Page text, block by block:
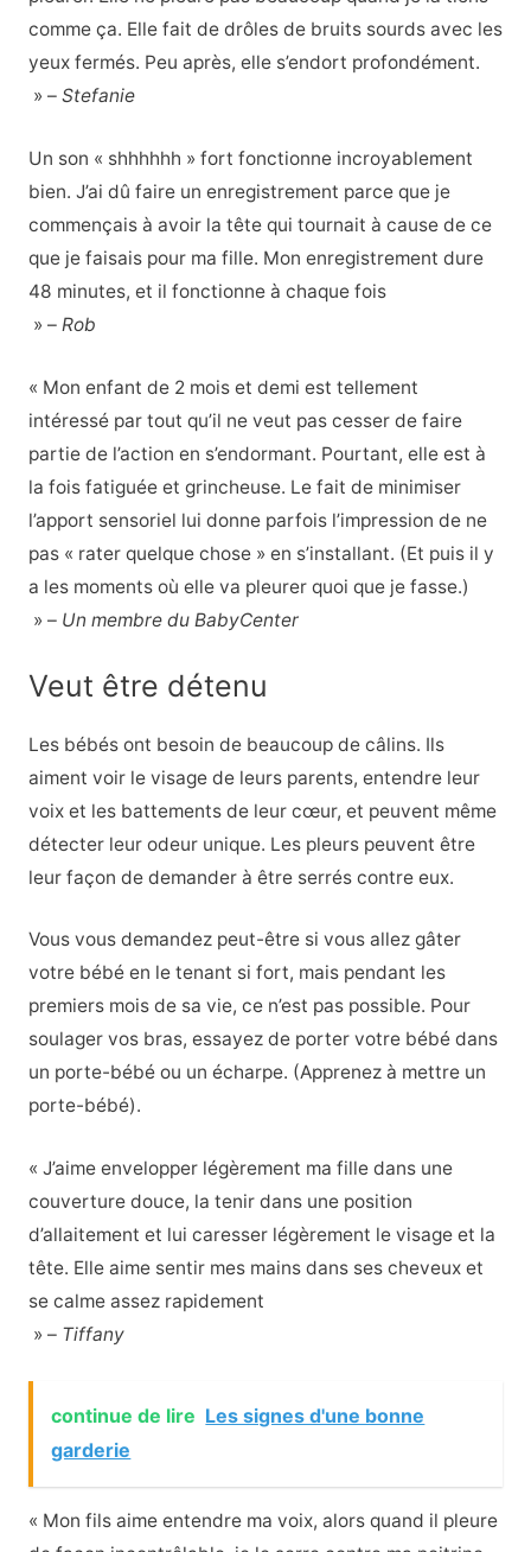
comme ça. Elle fait de drôles de bruits sourds avec les
yeux fermés. Peu après, elle s’endort profondément.
» – Stefanie
Un son « shhhhhh » fort fonctionne incroyablement
bien. J’ai dû faire un enregistrement parce que je
commençais à avoir la tête qui tournait à cause de ce
que je faisais pour ma fille. Mon enregistrement dure
48 minutes, et il fonctionne à chaque fois
» – Rob
« Mon enfant de 2 mois et demi est tellement
intéressé par tout qu’il ne veut pas cesser de faire
partie de l’action en s’endormant. Pourtant, elle est à
la fois fatiguée et grincheuse. Le fait de minimiser
l’apport sensoriel lui donne parfois l’impression de ne
pas « rater quelque chose » en s’installant. (Et puis il y
a les moments où elle va pleurer quoi que je fasse.)
» – Un membre du BabyCenter
Veut être détenu
Les bébés ont besoin de beaucoup de câlins. Ils
aiment voir le visage de leurs parents, entendre leur
voix et les battements de leur cœur, et peuvent même
détecter leur odeur unique. Les pleurs peuvent être
leur façon de demander à être serrés contre eux.
Vous vous demandez peut-être si vous allez gâter
votre bébé en le tenant si fort, mais pendant les
premiers mois de sa vie, ce n’est pas possible. Pour
soulager vos bras, essayez de porter votre bébé dans
un porte-bébé ou un écharpe. (Apprenez à mettre un
porte-bébé).
« J’aime envelopper légèrement ma fille dans une
couverture douce, la tenir dans une position
d’allaitement et lui caresser légèrement le visage et la
tête. Elle aime sentir mes mains dans ses cheveux et
se calme assez rapidement
» – Tiffany
continue de lire Les signes d'une bonne
garderie
« Mon fils aime entendre ma voix, alors quand il pleure